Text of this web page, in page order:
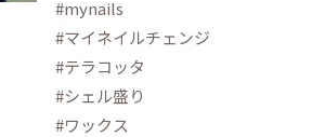
#mynails
#マイネイルチェンジ
#テラコッタ
#シェル盛り
#ワックス